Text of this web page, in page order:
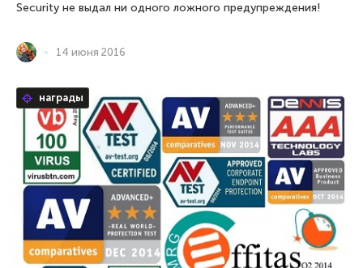
Security не выдал ни одного ложного предупреждения!
14 июня 2016
награды